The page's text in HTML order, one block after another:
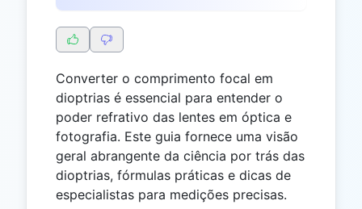
Converter o comprimento focal em
dioptrias é essencial para entender o
poder refrativo das lentes em óptica e
fotografia. Este guia fornece uma visão
geral abrangente da ciência por trás das
dioptrias, fórmulas práticas e dicas de
especialistas para medições precisas.